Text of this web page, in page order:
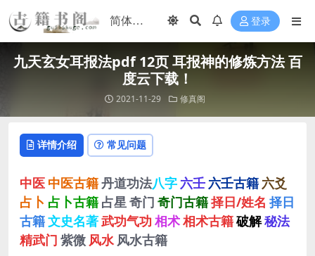
登录
九天玄女耳报法pdf 12页 耳报神的修炼方法 百
度云下载！
2021-11-29 修真阁
详情介绍 常见问题
中医 中医古籍丹道功法八字 六壬 六壬古籍 六爻
占卜 占卜古籍 占星 奇门 奇门古籍择日/姓名 择日
古籍文史名著武功气功 相术相术古籍破解秘法
精武门 紫微 风水 风水古籍